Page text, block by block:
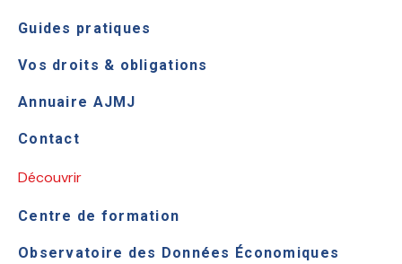
Guides pratiques
Vos droits & obligations
Annuaire AJMJ
Contact
Découvrir
Centre de formation
Observatoire des Données Économiques